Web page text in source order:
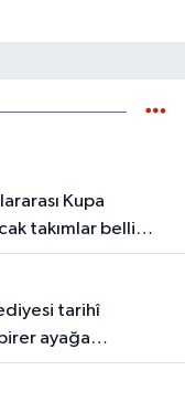
takımlar belli
ayağa